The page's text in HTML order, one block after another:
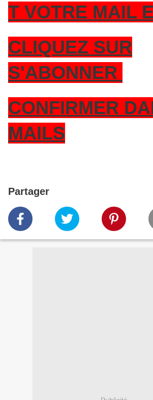
T VOTRE MAIL
CLIQUEZ SUR
S'ABONNER
CONFIRMER
MAILS
Partager